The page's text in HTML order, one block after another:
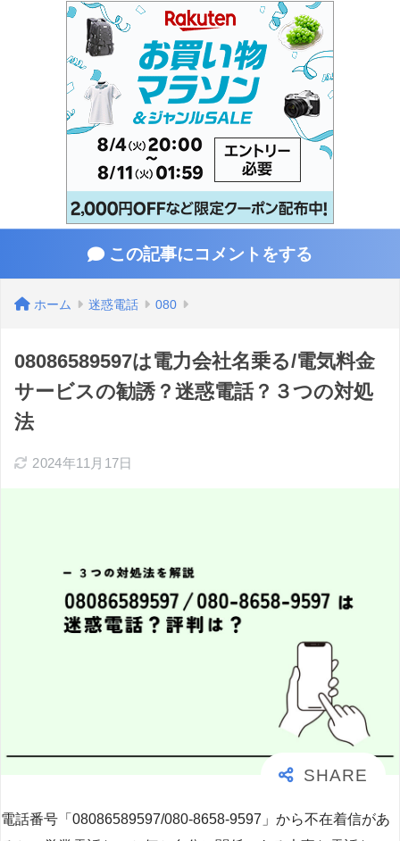
この記事にコメントをする
ホーム 迷惑電話 080
08086589597は電力会社名乗る/電気料金
サービスの勧誘？迷惑電話？３つの対処
法
2024年11月17日
電話番号「08086589597/080-8658-9597」から不在着信があ